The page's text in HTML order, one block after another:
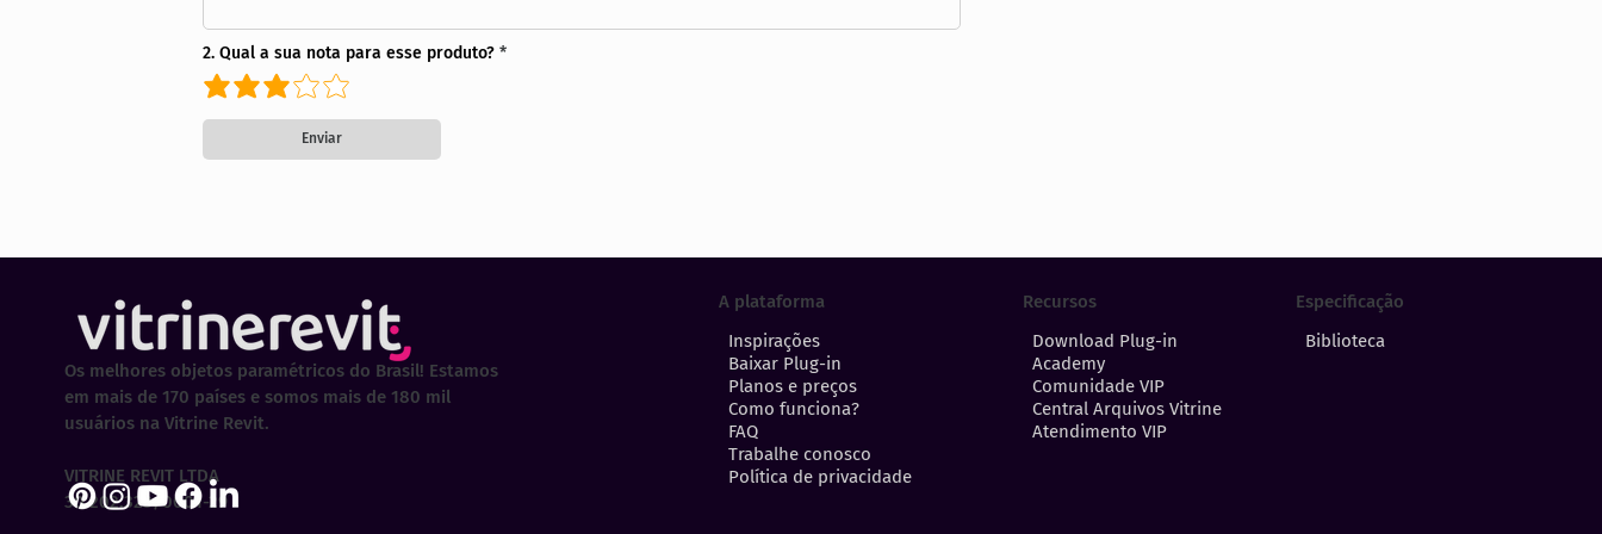
2. Qual a sua nota para esse produto?
Enviar
A plataforma
Inspirações
Baixar Plug-in
Planos e preços
Como funciona?
FAQ
Trabalhe conosco
Política de privacidade
Recursos
Download Plug-in
Academy
Comunidade VIP
Central Arquivos Vitrine
Atendimento VIP
Especificação
Biblioteca
Os melhores objetos paramétricos do Brasil! Estamos
em mais de 170 países e somos mais de 180 mil
usuários na Vitrine Revit.
VITRINE REVIT LTDA
30.202.323/0001-29